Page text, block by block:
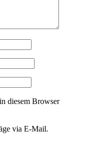
diesem Browser
via E-Mail.